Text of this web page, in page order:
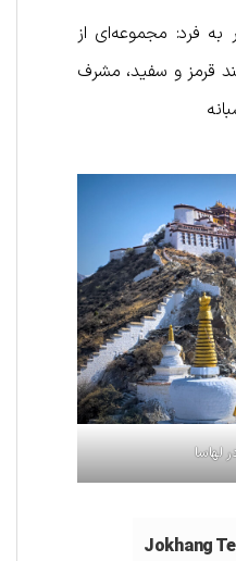
فرد: مجموعه‌ای از
قرمز و سفید، مشرف
لهاسا
Jokhang